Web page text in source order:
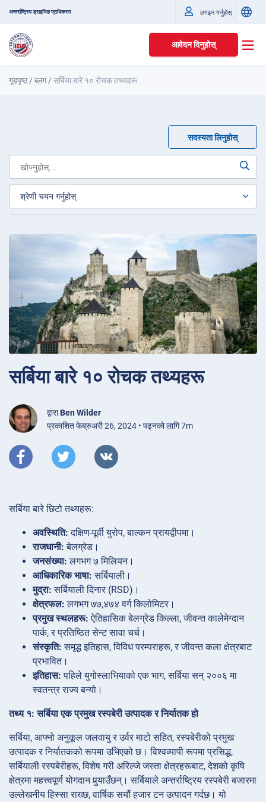
अन्तर्राष्ट्रिय ड्राइभिङ प्राधिकरण लगइन गर्नुहोस्
आवेदन दिनुहोस्
गृहपृष्ठ/ब्लग/सर्बिया बारे १० रोचक तथ्यहरू
सदस्यता लिनुहोस्
सर्बिया बारे १० रोचक तथ्यहरू
द्वाराBen Wilder
प्रकाशित फेब्रुअरी 26, 2024 • पढ्नको लागि 7m
सर्बिया बारे छिटो तथ्यहरू:
अवस्थिति: दक्षिण-पूर्वी युरोप, बाल्कन प्रायद्वीपमा।
राजधानी: बेलग्रेड।
जनसंख्या: लगभग ७ मिलियन।
आधिकारिक भाषा: सर्बियाली।
मुद्रा: सर्बियाली दिनार (RSD)।
क्षेत्रफल: लगभग ७७,४७४ वर्ग किलोमिटर।
प्रमुख स्थलहरू: ऐतिहासिक बेलग्रेड किल्ला, जीवन्त कालेमेग्दान
पार्क, र प्रतिष्ठित सेन्ट सावा चर्च।
संस्कृति: समृद्ध इतिहास, विविध परम्पराहरू, र जीवन्त कला क्षेत्रबाट
प्रभावित।
इतिहास: पहिले युगोस्लाभियाको एक भाग, सर्बिया सन् २००६ मा
स्वतन्त्र राज्य बन्यो।
तथ्य १: सर्बिया एक प्रमुख रस्पबेरी उत्पादक र निर्यातक हो
सर्बिया, आफ्नो अनुकूल जलवायु र उर्वर माटो सहित, रस्पबेरीको प्रमुख
उत्पादक र निर्यातकको रूपमा उभिएको छ। विश्वव्यापी रूपमा प्रसिद्ध,
सर्बियाली रस्पबेरीहरू, विशेष गरी अरिल्जे जस्ता क्षेत्रहरूबाट, देशको कृषि
क्षेत्रमा महत्त्वपूर्ण योगदान पुर्‍याउँछन्। सर्बियाले अन्तर्राष्ट्रिय रस्पबेरी बजारमा
उल्लेखनीय हिस्सा राख्छ, वार्षिक सयौं हजार टन उत्पादन गर्दछ। यो